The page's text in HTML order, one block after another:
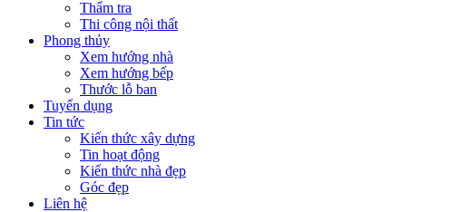
Thẩm tra
Thi công nội thất
Phong thủy
Xem hướng nhà
Xem hướng bếp
Thước lỗ ban
Tuyển dụng
Tin tức
Kiến thức xây dựng
Tin hoạt động
Kiến thức nhà đẹp
Góc đẹp
Liên hệ